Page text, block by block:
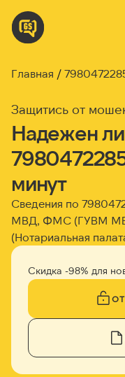
Главная
Защитись от
Надежен
минут
Сведения по
МВД, ФМС (ГУВМ
(Нотариальная
Скидка -98% для